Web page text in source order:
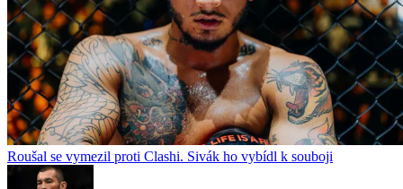
Roušal se vymezil proti Clashi. Sivák ho vybídl k souboji